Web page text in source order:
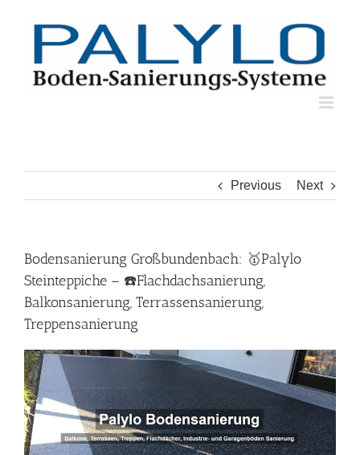
Previous Next
Bodensanierung Großbundenbach: 🥇Palylo
Steinteppiche – ☎️Flachdachsanierung,
Balkonsanierung, Terrassensanierung,
Treppensanierung